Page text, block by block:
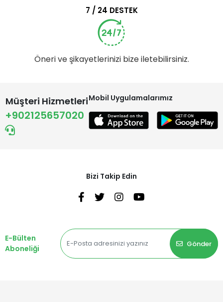
7 / 24 DESTEK
Öneri ve şikayetlerinizi bize iletebilirsiniz.
Müşteri Hizmetleri
+902125657020
Mobil Uygulamalarımız
Bizi Takip Edin
E-Bülten
Aboneliği
Gönder